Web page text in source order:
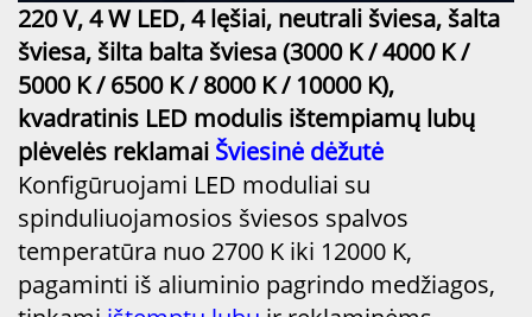
220 V, 4 W LED, 4 lęšiai, neutrali šviesa, šalta
šviesa, šilta balta šviesa (3000 K / 4000 K /
5000 K / 6500 K / 8000 K / 10000 K),
kvadratinis LED modulis ištempiamų lubų
plėvelės reklamai Šviesinė dėžutė
Konfigūruojami LED moduliai su
spinduliuojamosios šviesos spalvos
temperatūra nuo 2700 K iki 12000 K,
pagaminti iš aliuminio pagrindo medžiagos,